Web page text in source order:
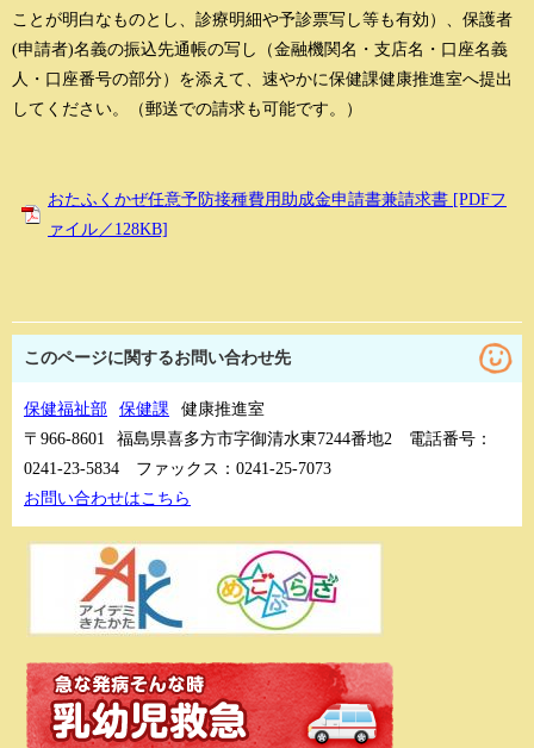
ことが明白なものとし、診療明細や予診票写し等も有効）、保護者
(申請者)名義の振込先通帳の写し（金融機関名・支店名・口座名義
人・口座番号の部分）を添えて、速やかに保健課健康推進室へ提出
してください。（郵送での請求も可能です。）
おたふくかぜ任意予防接種費用助成金申請書兼請求書 [PDFフ
ァイル／128KB]
このページに関するお問い合わせ先
保健福祉部 保健課
健康推進室
〒966-8601
福島県喜多方市字御清水東7244番地2
電話番号：
0241-23-5834
ファックス：0241-25-7073
お問い合わせはこちら